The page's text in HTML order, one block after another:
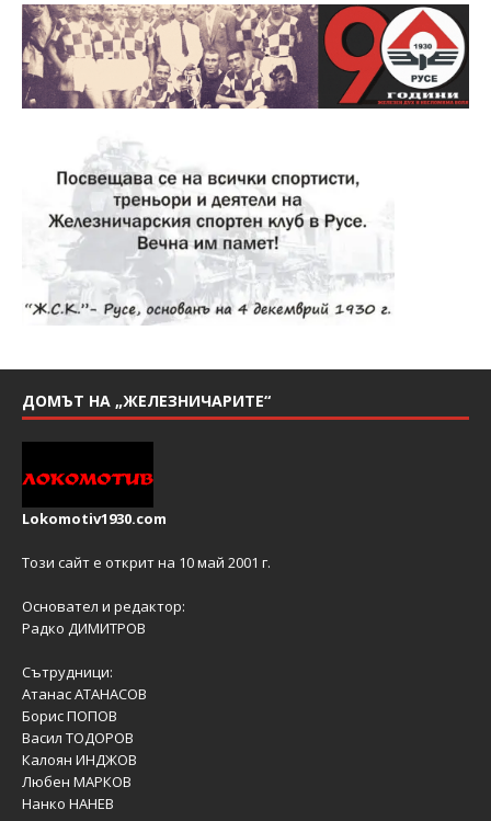
ДОМЪТ НА „ЖЕЛЕЗНИЧАРИТЕ“
Lokomotiv1930.com
Този сайт е открит на 10 май 2001 г.
Основател и редактор:
Радко ДИМИТРОВ
Сътрудници:
Атанас АТАНАСОВ
Борис ПОПОВ
Васил ТОДОРОВ
Калоян ИНДЖОВ
Любен МАРКОВ
Нанко НАНЕВ